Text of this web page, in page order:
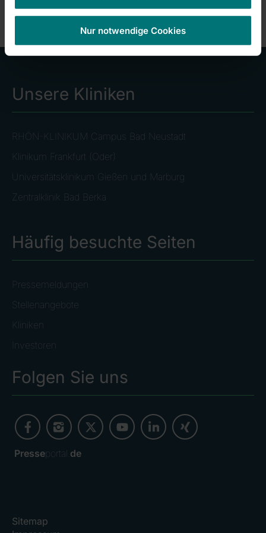
Nur notwendige Cookies
Unsere Kliniken
RHÖN-KLINIKUM Campus Bad Neustadt
Klinikum Frankfurt (Oder)
Universitätsklinikum Gießen und Marburg
Zentralklinik Bad Berka
Häufig besuchte Seiten
Pressemeldungen
Stellenangebote
Kliniken
Investoren
Folgen Sie uns
Presseportal. de
Sitemap